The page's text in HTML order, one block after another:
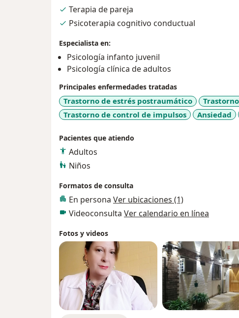
Terapia de pareja
Psicoterapia cognitivo conductual
Especialista en:
Psicología infanto juvenil
Psicología clínica de adultos
Principales enfermedades tratadas
Trastorno de estrés postraumático
Trastorno de control de impulsos
Ansiedad
Pacientes que atiendo
Adultos
Niños
Formatos de consulta
En persona Ver ubicaciones (1)
Videoconsulta Ver calendario en línea
Fotos y videos